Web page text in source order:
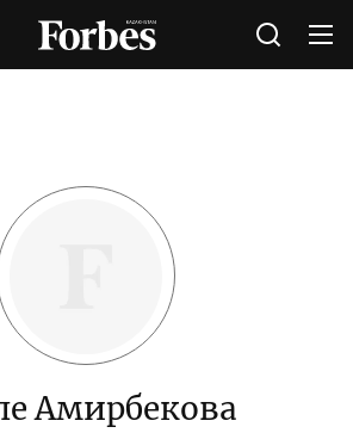
Амирбекова